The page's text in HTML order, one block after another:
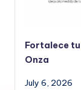
Fortalece
Onza
July 6, 2026